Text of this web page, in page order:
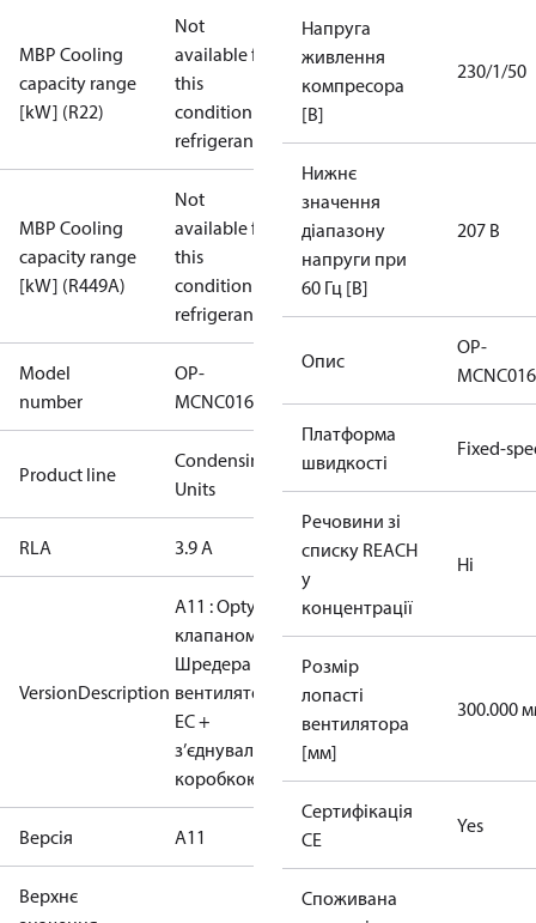
MBP Cooling
capacity range
[kW] (R22)
Not
available for
this
condition /
refrigerant
MBP Cooling
capacity range
[kW] (R449A)
Not
available for
this
condition /
refrigerant
Model
number
OP-
MCNC016NPA11G
Product line
Condensing
Units
RLA 3.9 A
VersionDescription
A11 : Optyma з
клапаном
Шредера +
вентилятором
EC +
з’єднувальною
коробкою
Версія A11
Верхнє
Напруга
живлення
компресора
[В]
230/1/50
Нижнє
значення
діапазону
напруги при
60 Гц [В]
207 В
Опис
OP-
Платформа
швидкості
Fixed-
Речовини зі
списку REACH
у
концентрації
Ні
Розмір
лопасті
вентилятора
[мм]
300.000
Сертифікація
CE
Yes
Споживана